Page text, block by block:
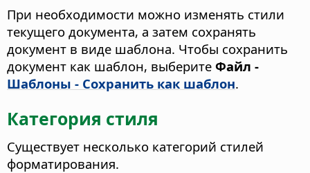
При необходимости можно изменять стили
текущего документа, а затем сохранять
документ в виде шаблона. Чтобы сохранить
документ как шаблон, выберите Файл -
Шаблоны - Сохранить как шаблон.
Категория стиля
Существует несколько категорий стилей
форматирования.